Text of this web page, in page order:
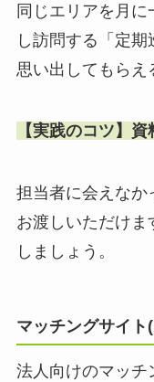
同じエリアを月
し訪問する「定
思い出してもらえ
【実践のコツ】
担当者に会えなか
お渡しいただけま
しましょう。
マッチングサイト
法人向けのマッチ